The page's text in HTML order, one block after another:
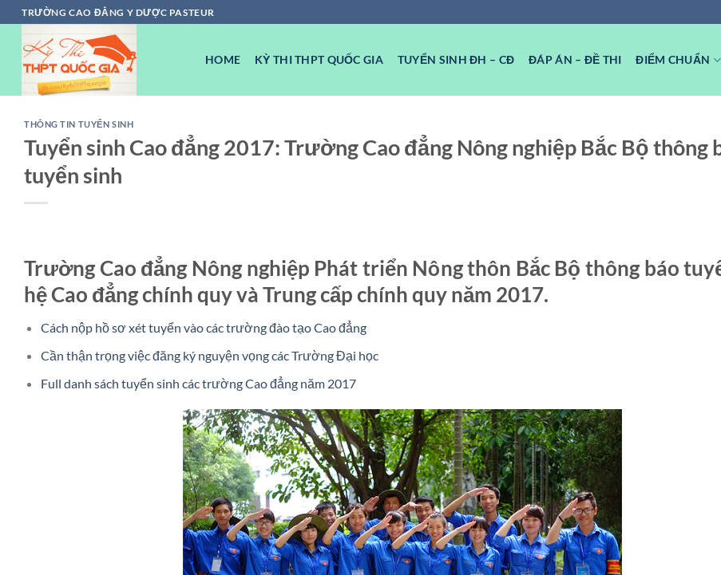
Chuyển
đến
dung
TRƯỜNG CAO ĐẲNG Y DƯỢC PASTEUR
HOME KỲ THI THPT QUỐC GIA TUYỂN SINH ĐH – CĐ ĐÁP ÁN – ĐỀ THI ĐIỂM CHUẨN
THÔNG TIN TUYỂN SINH
Tuyển sinh Cao đẳng 2017: Trường Cao đẳng Nông nghiệp Bắc Bộ thông
tuyển sinh
Trường Cao đẳng Nông nghiệp Phát triển Nông thôn Bắc Bộ thông báo
hệ Cao đẳng chính quy và Trung cấp chính quy năm 2017.
Cách nộp hồ sơ xét tuyển vào các trường đào tạo Cao đẳng
Cần thận trọng việc đăng ký nguyện vọng các Trường Đại học
Full danh sách tuyển sinh các trường Cao đẳng năm 2017